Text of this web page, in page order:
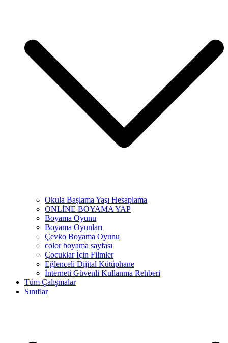
Okula Başlama Yaşı Hesaplama
ONLİNE BOYAMA YAP
Boyama Oyunu
Boyama Oyunları
Çevko Boyama Oyunu
color boyama sayfası
Çocuklar İçin Filmler
Eğlenceli Dijital Kütüphane
İnterneti Güvenli Kullanma Rehberi
Tüm Çalışmalar
Sınıflar